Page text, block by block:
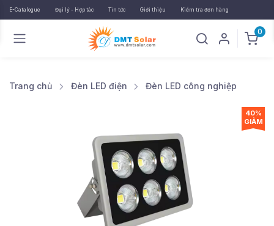
E-Catalogue Đại lý - Hợp tác Tin tức Giới thiệu Kiểm tra đơn hàng
0
Trang chủ Đèn LED điện Đèn LED công nghiệp
40%
GIẢM